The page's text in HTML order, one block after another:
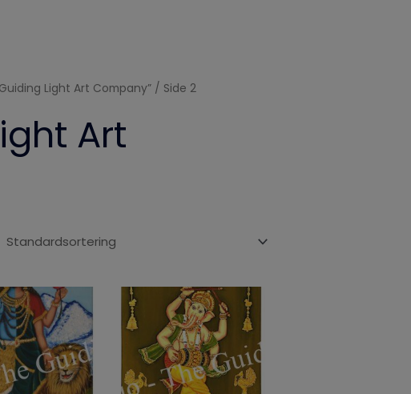
Light Art Company” / Side 2
Art
Prisinterval:
65,00kr.
til
125,00kr.
Prisinterval:
65,00kr.
til
125,00kr.